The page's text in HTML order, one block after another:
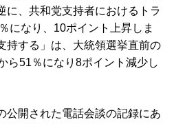
に、共和党支持者におけるトラ
になり、10ポイント上昇しま
持する」は、大統領選挙直前の
ら51％になり8ポイント減少し
開された電話会談の記録にあ